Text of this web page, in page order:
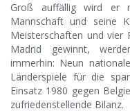
Groß auffällig wird er
Mannschaft und seine
Meisterschaften und vier
Madrid gewinnt,
immerhin: Neun
Länderspiele für die
Einsatz 1980 gegen
zufriedenstellende Bilanz.